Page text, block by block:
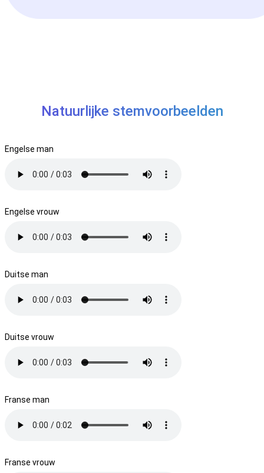
Natuurlijke stemvoorbeelden
Engelse man
Engelse vrouw
Duitse man
Duitse vrouw
Franse man
Franse vrouw